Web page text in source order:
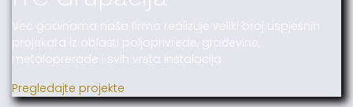
Već godinama naša firma realizuje veliki broj uspješnih
projekata iz oblasti poljoprivrede, građevine,
metaloprerade i svih vrsta instalacija.
Pregledajte projekte